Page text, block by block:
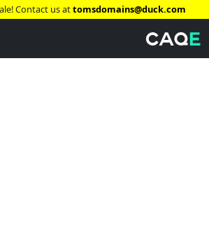
Contact us attomsdomains@duck.com